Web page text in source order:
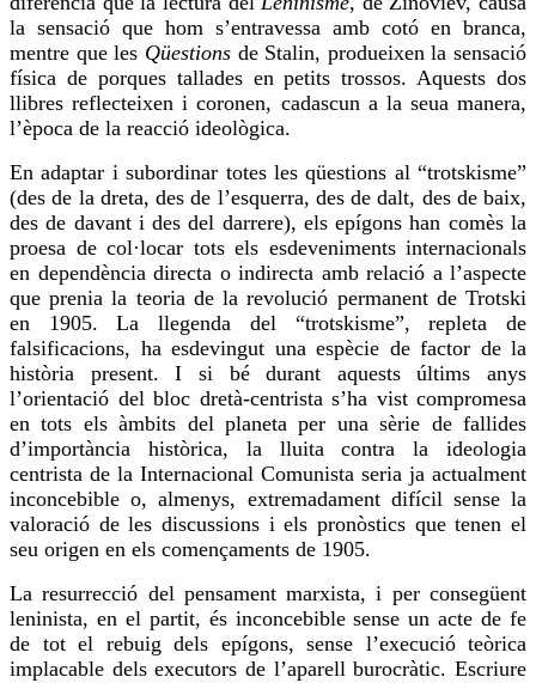
la sensació que hom s’entravessa amb cotó en branca,
mentre que les Qüestionsde Stalin, produeixen la sensació
física de porquestallades en petits trossos. Aquests dos
llibres reflecteixen i coronen, cadascun a la seua manera,
l’època de la reacció ideològica.
En adaptar i subordinar totes les qüestions al “trotskisme”
(des de la dreta, des de l’esquerra, des dedalt, des de baix,
des de davant i des del darrere), els epígons han comès la
proesa de col·locar tots els esdeveniments internacionals
en dependència directa o indirecta amb relació a l’aspecte
que prenia la teoria de la revolució permanent de Trotski
en 1905. La llegenda del “trotskisme”, repleta de
falsificacions, ha esdevingut una espècie de factor de la
història present. I si bé durant aquests últims anys
l’orientació del bloc dretà-centrista s’ha vist compromesa
en tots els àmbits del planeta per una sèrie de fallides
d’importància històrica, la lluita contra la ideologia
centrista de la Internacional Comunista seria ja actualment
inconcebible o, almenys, extremadament difícil sense la
valoració de les discussions i els pronòstics que tenen el
seu origen en els començaments de 1905.
La resurrecció del pensament marxista, i per consegüent
leninista, en el partit, és inconcebible sense un acte de fe
de tot el rebuig dels epígons, sense l’execució teòrica
implacable dels executors de l’aparell burocràtic. Escriure